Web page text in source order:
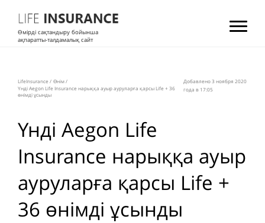
Өмірді сақтандыру бойынша
ақпаратты-талдамалық сайт
LifeInsurance / Өнім/
Үнді Aegon Life Insurance нарыққа ауыр ауруларға қарсы Life + 36
өнімді ұсынды
Добавлено 3 ноября 2020
года в 17:05
Үнді Aegon Life
Insurance нарыққа ауыр
ауруларға қарсы Life +
36 өнімді ұсынды